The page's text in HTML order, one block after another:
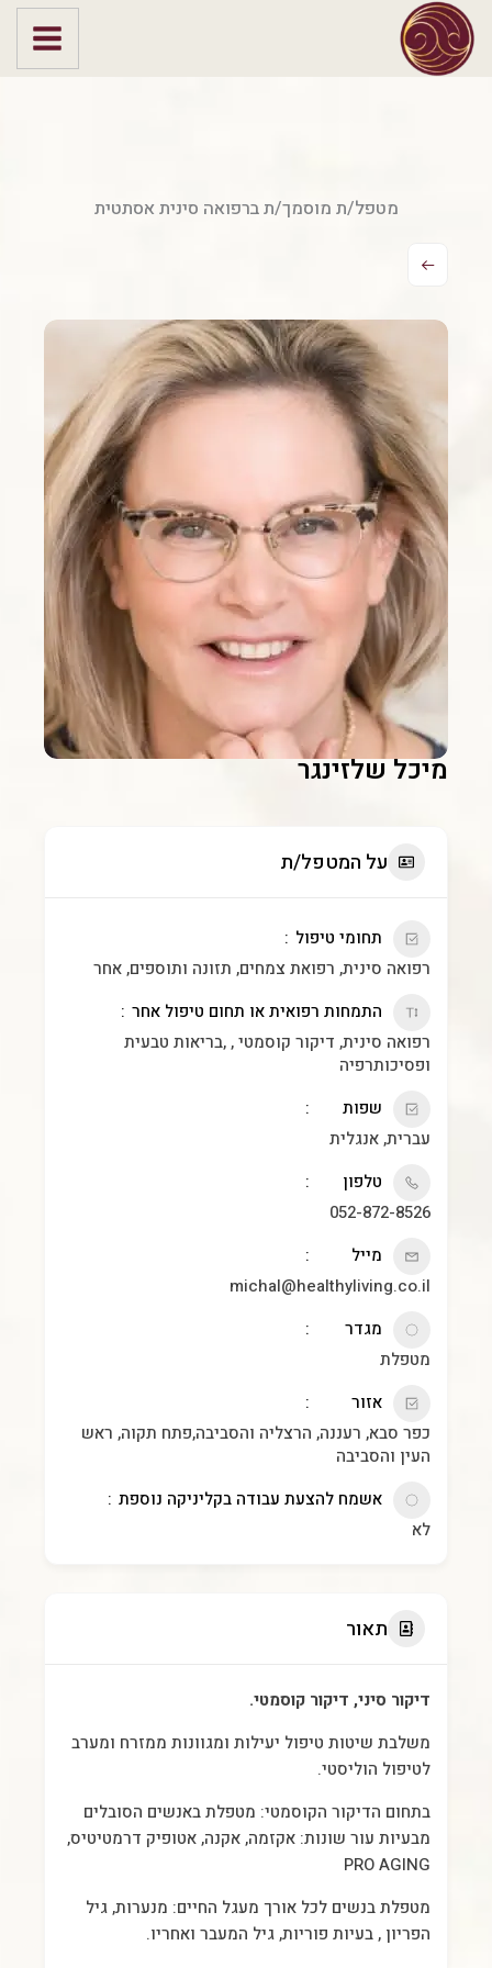
דילוג
לתוכן
מטפל/ת מוסמך/ת ברפואה סינית אסתטית
מיכל שלזינגר
על המטפל/ת
תחומי טיפול
רפואה סינית, רפואת צמחים, תזונה ותוספים, אחר
התמחות רפואית או תחום טיפול אחר
רפואה סינית, דיקור קוסמטי , ,בריאות טבעית
ופסיכותרפיה
שפות
עברית, אנגלית
טלפון
052-872-8526
מייל
michal@healthyliving.co.il
מגדר
מטפלת
אזור
כפר סבא, רעננה, הרצליה והסביבה,פתח תקוה, ראש
העין והסביבה
אשמח להצעת עבודה בקליניקה נוספת
לא
תאור
דיקור סיני, דיקור קוסמטי.
משלבת שיטות טיפול יעילות ומגוונות ממזרח ומערב
לטיפול הוליסטי.
בתחום הדיקור הקוסמטי: מטפלת באנשים הסובלים
מבעיות עור שונות: אקזמה, אקנה, אטופיק דרמטיטיס,
PRO AGING
מטפלת בנשים לכל אורך מעגל החיים: מנערות, גיל
הפריון , בעיות פוריות, גיל המעבר ואחריו.